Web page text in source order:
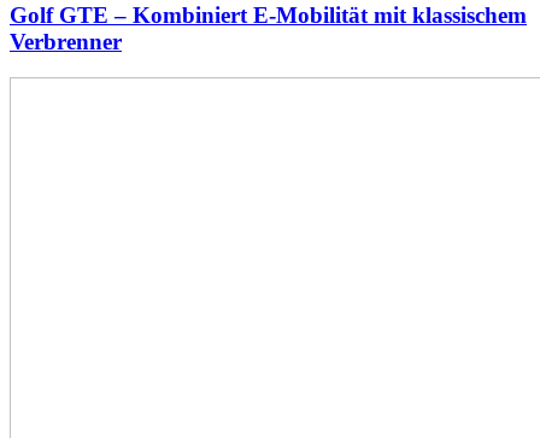
Golf GTE – Kombiniert E-Mobilität mit klassischem
Verbrenner